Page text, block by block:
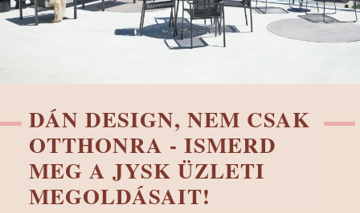
DÁN DESIGN, NEM CSAK
OTTHONRA - ISMERD
MEG A JYSK ÜZLETI
MEGOLDÁSAIT!